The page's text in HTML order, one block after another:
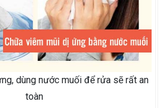
dùng nước muối để rửa sẽ rất an
toàn